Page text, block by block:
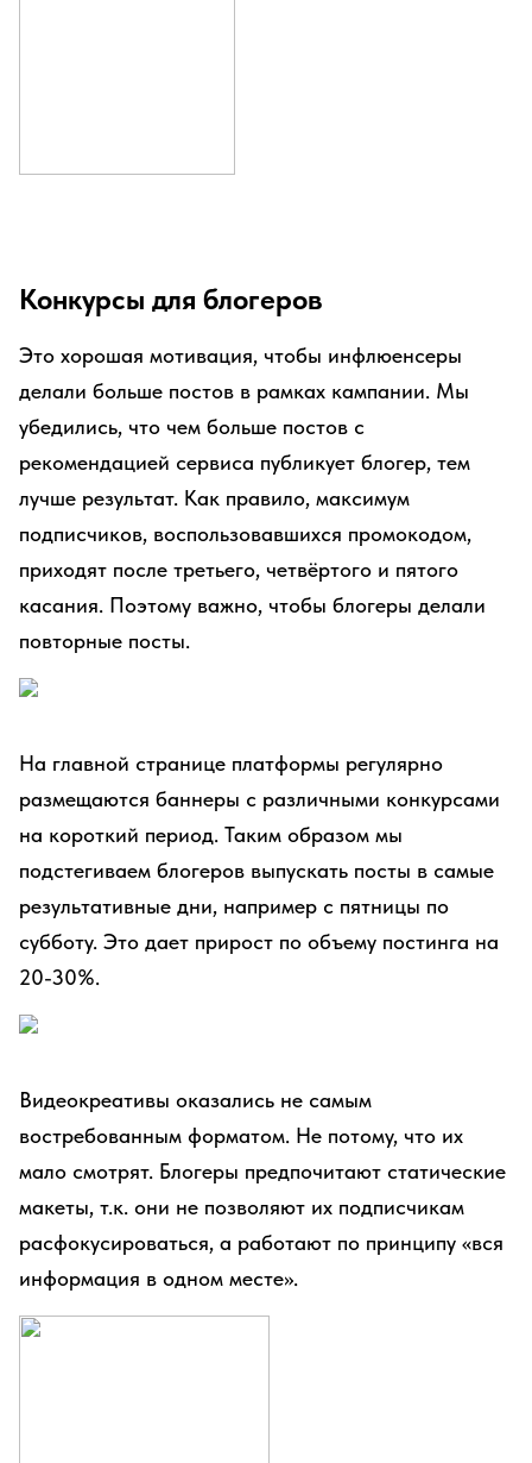
Конкурсы для блогеров
Это хорошая мотивация, чтобы инфлюенсеры
делали больше постов в рамках кампании. Мы
убедились, что чем больше постов с
рекомендацией сервиса публикует блогер, тем
лучше результат. Как правило, максимум
подписчиков, воспользовавшихся промокодом,
приходят после третьего, четвёртого и пятого
касания. Поэтому важно, чтобы блогеры делали
повторные посты.
На главной странице платформы регулярно
размещаются баннеры с различными конкурсами
на короткий период. Таким образом мы
подстегиваем блогеров выпускать посты в самые
результативные дни, например с пятницы по
субботу. Это дает прирост по объему постинга на
20-30%.
Видеокреативы оказались не самым
востребованным форматом. Не потому, что их
мало смотрят. Блогеры предпочитают статические
макеты, т.к. они не позволяют их подписчикам
расфокусироваться, а работают по принципу «вся
информация в одном месте».